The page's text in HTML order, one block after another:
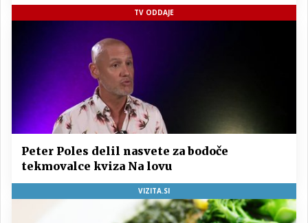
TV ODDAJE
Peter Poles delil nasvete za bodoče
tekmovalce kviza Na lovu
VIZITA.SI